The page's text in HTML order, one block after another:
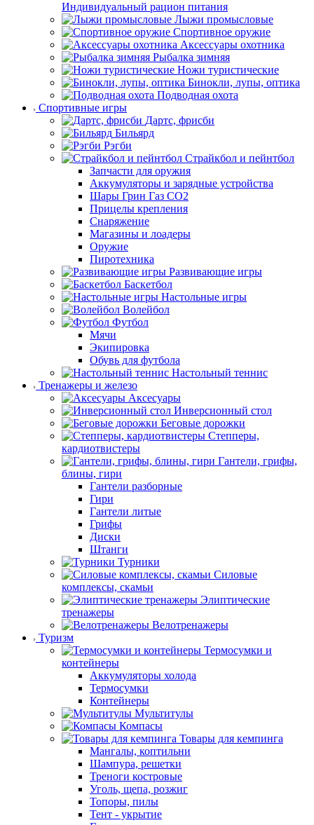
Индивидуальный рацион питания
Лыжи промысловые
Спортивное оружие
Аксессуары охотника
Рыбалка зимняя
Ножи туристические
Бинокли, лупы, оптика
Подводная охота
Спортивные игры
Дартс, фрисби
Бильярд
Рэгби
Страйкбол и пейнтбол
Запчасти для оружия
Аккумуляторы и зарядные устройства
Шары Грин Газ СО2
Прицелы крепления
Снаряжение
Магазины и лоадеры
Оружие
Пиротехника
Развивающие игры
Баскетбол
Настольные игры
Волейбол
Футбол
Мячи
Экипировка
Обувь для футбола
Настольный теннис
Тренажеры и железо
Аксесуары
Инверсионный стол
Беговые дорожки
Степперы,
кардиотвистеры
Гантели, грифы,
блины, гири
Гантели разборные
Гири
Гантели литые
Грифы
Диски
Штанги
Турники
Силовые
комплексы, скамьи
Элиптические
тренажеры
Велотренажеры
Туризм
Термосумки и
контейнеры
Аккумуляторы холода
Термосумки
Контейнеры
Мультитулы
Компасы
Товары для кемпинга
Мангалы, коптильни
Шампура, решетки
Треноги костровые
Уголь, щепа, розжиг
Топоры, пилы
Тент - укрытие